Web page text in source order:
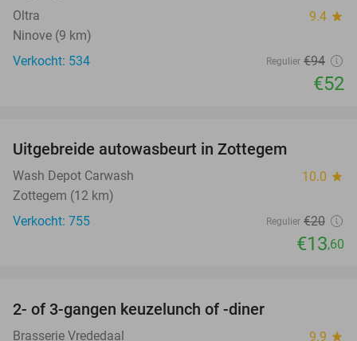
Oltra 9.4 star
Ninove (9 km)
Verkocht: 534
Regulier €94
€52
Uitgebreide autowasbeurt in Zottegem
Wash Depot Carwash 10.0 star
Zottegem (12 km)
Verkocht: 755
Regulier €20
€13,60
2- of 3-gangen keuzelunch of -diner
Brasserie Vrededaal 9.9 star